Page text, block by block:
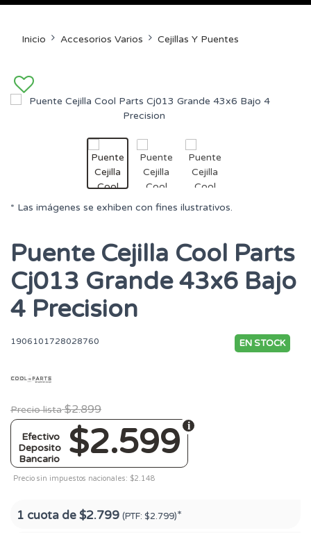
Inicio Accesorios Varios Cejillas Y Puentes
* Las imágenes se exhiben con fines ilustrativos.
Puente Cejilla Cool Parts
Cj013 Grande 43x6 Bajo
4 Precision
1906101728028760 EN STOCK
Precio lista $2.899
$2.599
Efectivo
Deposito
Bancario
Precio sin impuestos nacionales: $2.148
1 cuota de$2.799 (PTF: $2.799)*